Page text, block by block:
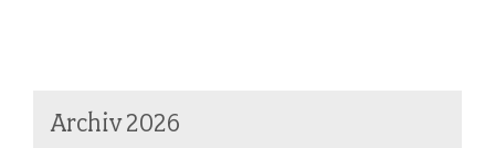
Archiv 2026